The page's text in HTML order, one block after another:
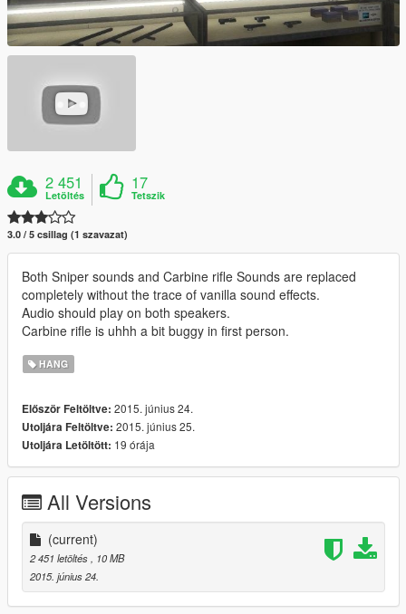
2 451
Letöltés
17
Tetszik
3.0 / 5 csillag (1 szavazat)
Both Sniper sounds and Carbine rifle Sounds are replaced
completely without the trace of vanilla sound effects.
Audio should play on both speakers.
Carbine rifle is uhhh a bit buggy in first person.
HANG
Először Feltöltve: 2015. június 24.
Utoljára Feltöltve: 2015. június 25.
Utoljára Letöltött: 19 órája
All Versions
(current)
2 451 letöltés
, 10 MB
2015. június 24.